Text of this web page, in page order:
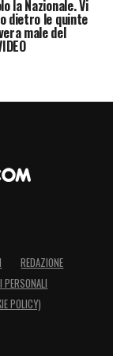
saluta
per la
all’ultimo
a
e
la
sfocia
la Nazionale. Vi
dietro le quinte
male del
REDAZIONE
PERSONALI
POLICY)